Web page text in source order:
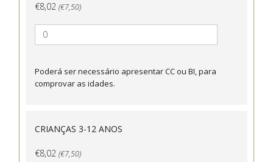
€8,02 (€7,50)
Poderá ser necessário apresentar CC ou BI, para
comprovar as idades.
CRIANÇAS 3-12 ANOS
€8,02 (€7,50)